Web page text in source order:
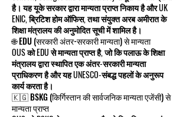
है। यह यूके सरकार द्वारा मान्यता प्राप्त निकाय है और UK
ENIC, ब्रिटिश होम ऑफिस, तथा संयुक्त अरब अमीरात के
शिक्षा मंत्रालय की अनुमोदित सूची में शामिल है।
🌐 EDU (सरकारी अंतर-सरकारी मान्यता) से मान्यता
OUS को EDU से मान्यता प्राप्त है, जो कि पलाऊ के शिक्षा
मंत्रालय द्वारा स्थापित एक अंतर-सरकारी मान्यता
प्राधिकरण है और यह UNESCO-संबद्ध पहलों के अनुरूप
कार्य करता है।
🇰🇬 BSKG (किर्गिस्तान की सार्वजनिक मान्यता एजेंसी) से
मान्यता प्राप्त